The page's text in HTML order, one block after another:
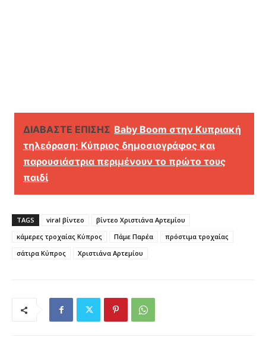
ΔΙΑΒΑΣΤΕ ΕΠΙΣΗΣ Baby Boom στην Κυπριακή
τηλεόραση: Κύπριος δημοσιογράφος και
παρουσιάστρια περιμένουν το πρώτο τους
παιδί
TAGS viral βίντεο
βίντεο Χριστιάνα Αρτεμίου
κάμερες τροχαίας Κύπρος
Πάμε Παρέα
πρόστιμα τροχαίας
σάτιρα Κύπρος
Χριστιάνα Αρτεμίου